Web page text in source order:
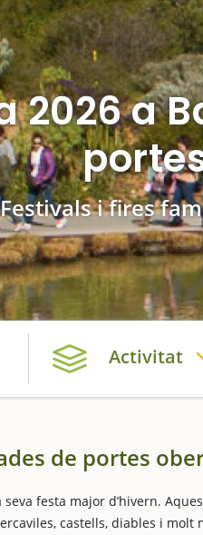
2026 a
Festivals i fires
Activitat
de portes
seva festa major d’hivern.
castells, diables i molt